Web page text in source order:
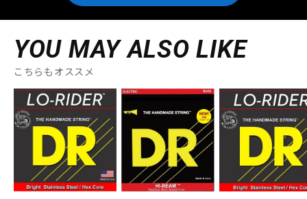
YOU MAY ALSO LIKE
こちらもオススメ